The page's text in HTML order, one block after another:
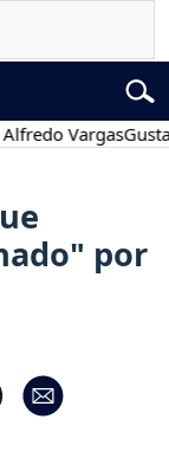
VargasGustavo
por